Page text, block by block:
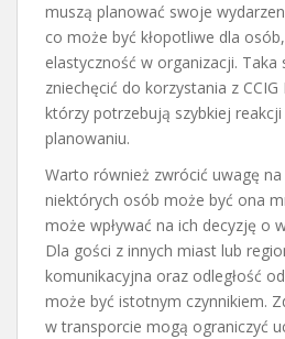
muszą planować swoje
co może być kłopotliwe dla
elastyczność w organizacji. Taka
zniechęcić do korzystania z CCIG
którzy potrzebują szybkiej
planowaniu.
Warto również zwrócić uwagę na
niektórych osób może być ona
może wpływać na ich decyzję o
Dla gości z innych miast lub
komunikacyjna oraz odległość
może być istotnym czynnikiem.
w transporcie mogą ograniczyć